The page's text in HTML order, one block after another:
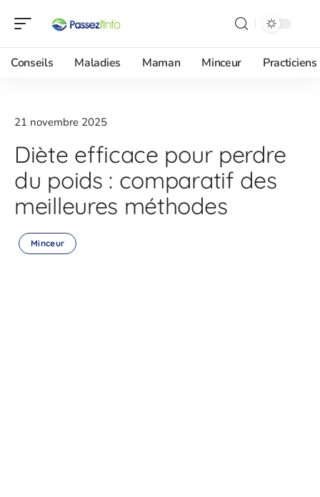
Conseils Maladies Maman Minceur Practiciens
21 novembre 2025
Diète efficace pour perdre
du poids : comparatif des
meilleures méthodes
Minceur